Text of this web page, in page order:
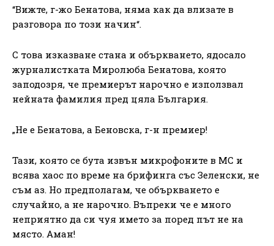
“Вижте, г-жо Бенатова, няма как да влизате в
разговора по този начин“.
С това изказване стана и объркването, ядосало
журналистката Миролюба Бенатова, която
заподозря, че премиерът нарочно е използвал
нейната фамилия пред цяла България.
„Не е Бенатова, а Беновска, г-н премиер!
Тази, която се бута извън микрофоните в МС и
всява хаос по време на брифинга със Зеленски, не
съм аз. Но предполагам, че объркването е
случайно, а не нарочно. Въпреки че е много
неприятно да си чуя името за поред път не на
място. Аман!